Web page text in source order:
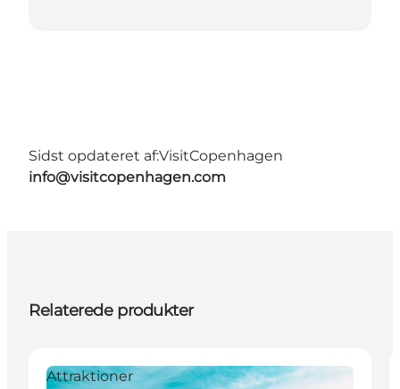
Sidst opdateret af:VisitCopenhagen
info@visitcopenhagen.com
Relaterede produkter
Attraktioner